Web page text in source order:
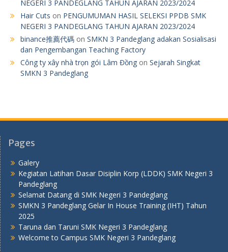
NEGERI 3 PANDEGLANG TAHUN AJARAN 2023/2024
Hair Cuts on PENGUMUMAN HASIL SELEKSI PPDB SMK
NEGERI 3 PANDEGLANG TAHUN AJARAN 2023/2024
binance推薦代碼 on SMKN 3 Pandeglang adakan Sosialisasi
dan Pengembangan Teaching Factory
Công ty xây nhà trọn gói Lâm Đồng on Sejarah Singkat
SMKN 3 Pandeglang
Pages
Galery
Kegiatan Latihan Dasar Disiplin Korp (LDDK) SMK Negeri 3
Pandeglang
Selamat Datang di SMK Negeri 3 Pandeglang
SMKN 3 Pandeglang Gelar In House Training (IHT) Tahun
2025
Taruna dan Taruni SMK Negeri 3 Pandeglang
Welcome to Campus SMK Negeri 3 Pandeglang